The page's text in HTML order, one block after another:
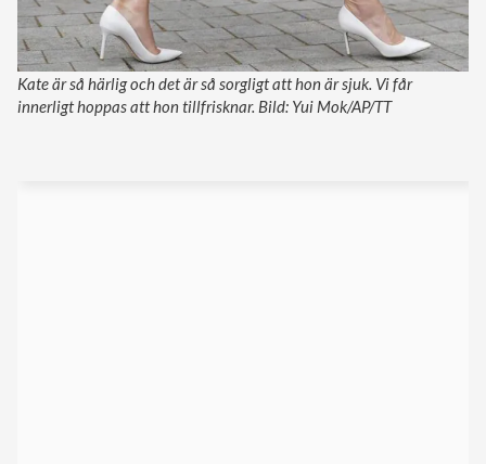
Kate är så härlig och det är så sorgligt att hon är sjuk. Vi får
innerligt hoppas att hon tillfrisknar. Bild: Yui Mok/AP/TT